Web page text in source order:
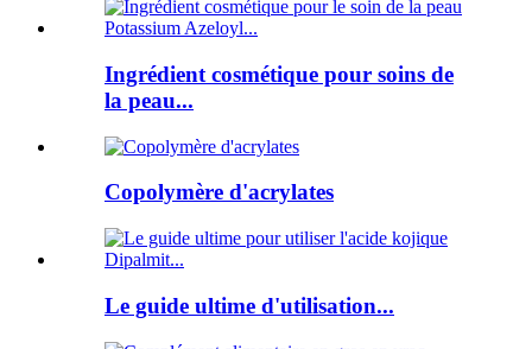
Ingrédient cosmétique pour soins de
la peau...
Copolymère d'acrylates
Le guide ultime d'utilisation...